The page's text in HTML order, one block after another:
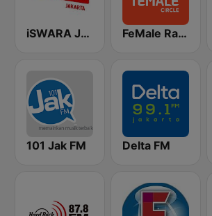
iSWARA Jakarta FeMale Radio 97.9 FM
101 Jak FM Delta FM